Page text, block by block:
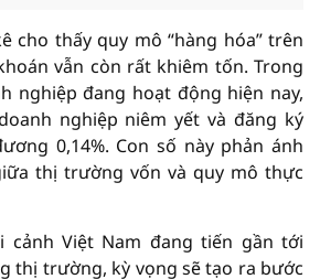
cho thấy quy mô “hàng hóa” trên
vẫn còn rất khiêm tốn. Trong
nghiệp đang hoạt động hiện nay,
nghiệp niêm yết và đăng ký
0,14%. Con số này phản ánh
thị trường vốn và quy mô thực
Việt Nam đang tiến gần tới
thị trường, kỳ vọng sẽ tạo ra bước